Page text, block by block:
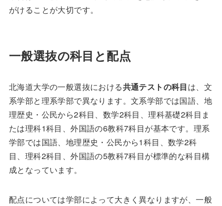
がけることが大切です。
一般選抜の科目と配点
北海道大学の一般選抜における共通テストの科目は、文
系学部と理系学部で異なります。文系学部では国語、地
理歴史・公民から2科目、数学2科目、理科基礎2科目ま
たは理科1科目、外国語の6教科7科目が基本です。理系
学部では国語、地理歴史・公民から1科目、数学2科
目、理科2科目、外国語の5教科7科目が標準的な科目構
成となっています。
配点については学部によって大きく異なりますが、一般